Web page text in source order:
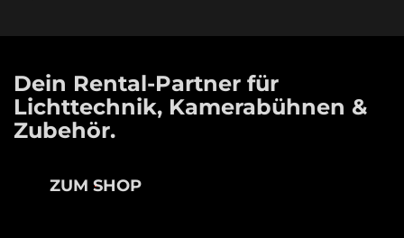
Dein Rental-Partner für
Lichttechnik, Kamerabühnen &
Zubehör.
ZUM SHOP